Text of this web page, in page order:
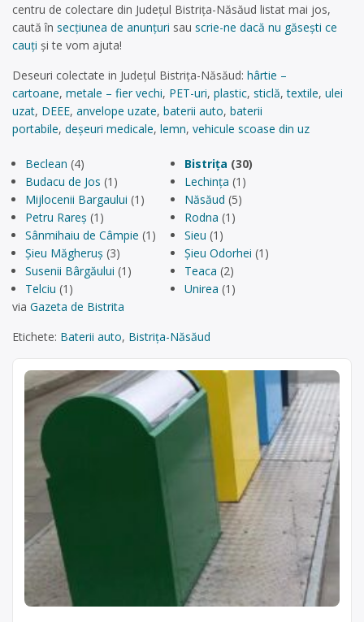
centru de colectare din Județul Bistrița-Năsăud listat mai jos,
caută în secțiunea de anunțuri sau scrie-ne dacă nu găsești ce
cauți și te vom ajuta!
Deseuri colectate in Județul Bistrița-Năsăud: hârtie –
cartoane, metale – fier vechi, PET-uri, plastic, sticlă,textile, ulei
uzat, DEEE, anvelope uzate, baterii auto, baterii
portabile, deșeuri medicale, lemn, vehicule scoase din uz
Beclean (4) Bistrița (30)
Budacu de Jos (1) Lechința (1)
Mijlocenii Bargaului (1) Năsăud (5)
Petru Rareș (1) Rodna (1)
Sânmihaiu de Câmpie (1) Sieu (1)
Şieu Măgheruș (3) Șieu Odorhei (1)
Susenii Bârgăului (1) Teaca (2)
Telciu (1) Unirea (1)
via Gazeta de Bistrita
Etichete: Baterii auto, Bistrița-Năsăud